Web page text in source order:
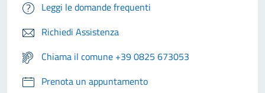
Leggi le domande frequenti
Richiedi Assistenza
Chiama il comune +39 0825 673053
Prenota un appuntamento